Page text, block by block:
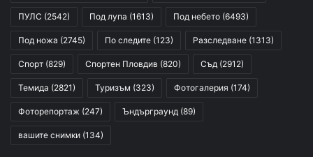
ПУЛС (2542) Под лупа (1613) Под небето (6493)
Под ножа (2745) По следите (123) Разследване (1313)
Спорт (829) Спортен Пловдив (820) Съд (2912)
Темида (2821) Туризъм (323) Фотогалерия (174)
Фоторепортаж (247) Ъндърграунд (89)
вашите снимки (134)